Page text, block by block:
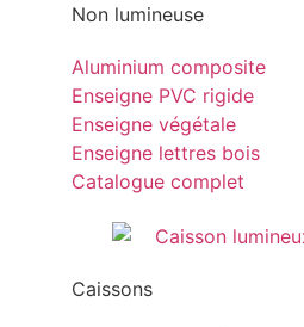
Non lumineuse
Aluminium composite
Enseigne PVC rigide
Enseigne végétale
Enseigne lettres bois
Catalogue complet
Caissons